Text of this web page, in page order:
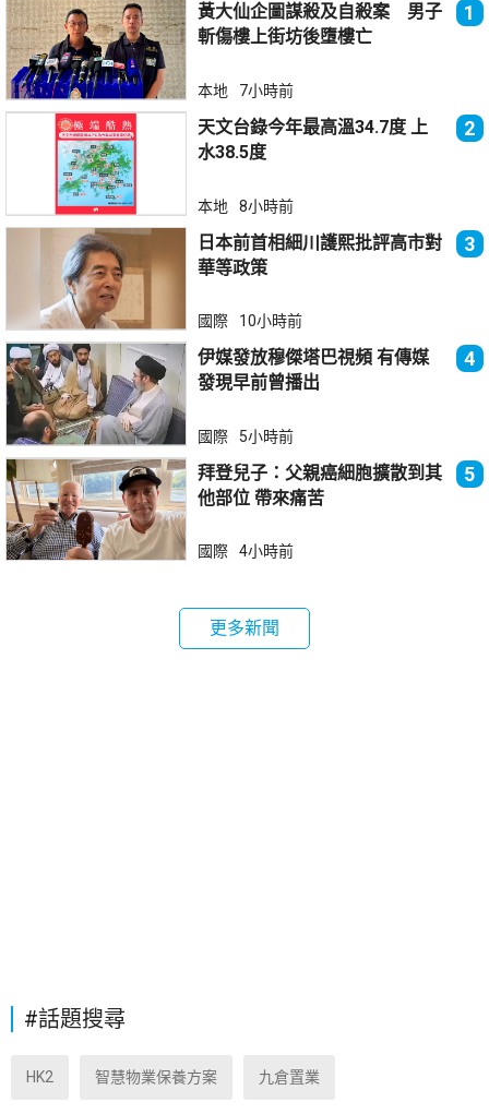
黃大仙企圖謀殺及自殺案 男子
斬傷樓上街坊後墮樓亡
1
本地 7小時前
天文台錄今年最高溫34.7度 上
水38.5度
2
本地 8小時前
日本前首相細川護熙批評高市對
華等政策
3
國際 10小時前
伊媒發放穆傑塔巴視頻 有傳媒
發現早前曾播出
4
國際 5小時前
拜登兒子：父親癌細胞擴散到其
他部位 帶來痛苦
5
國際 4小時前
更多新聞
#話題搜尋
HK2 智慧物業保養方案 九倉置業